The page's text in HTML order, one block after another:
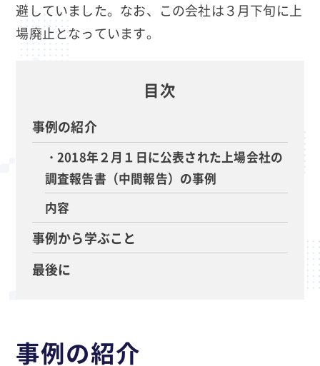
避していました。なお、この会社は３月下旬に上
場廃止となっています。
目次
事例の紹介
・2018年２月１日に公表された上場会社の
調査報告書（中間報告）の事例
内容
事例から学ぶこと
最後に
事例の紹介